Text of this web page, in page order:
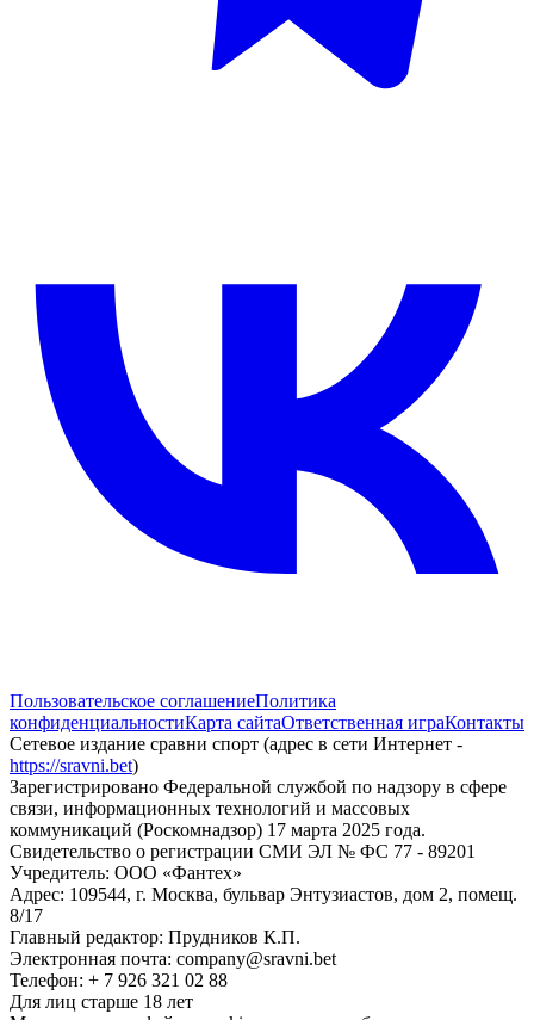
Пользовательское соглашениеПолитика
конфиденциальностиКарта сайтаОтветственная играКонтакты
Сетевое издание сравни спорт (адрес в сети Интернет -
https://sravni.bet)
Зарегистрировано Федеральной службой по надзору в сфере
связи, информационных технологий и массовых
коммуникаций (Роскомнадзор) 17 марта 2025 года.
Свидетельство о регистрации СМИ ЭЛ № ФС 77 - 89201
Учредитель: ООО «Фантех»
Адрес: 109544, г. Москва, бульвар Энтузиастов, дом 2, помещ.
8/17
Главный редактор: Прудников К.П.
Электронная почта: company@sravni.bet
Телефон: + 7 926 321 02 88
Для лиц старше 18 лет